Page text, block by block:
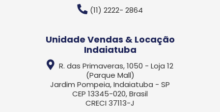
(11) 2222- 2864
Unidade Vendas & Locação
Indaiatuba
R. das Primaveras, 1050 - Loja 12
(Parque Mall)
Jardim Pompeia, Indaiatuba - SP
CEP 13345-020, Brasil
CRECI 37113-J